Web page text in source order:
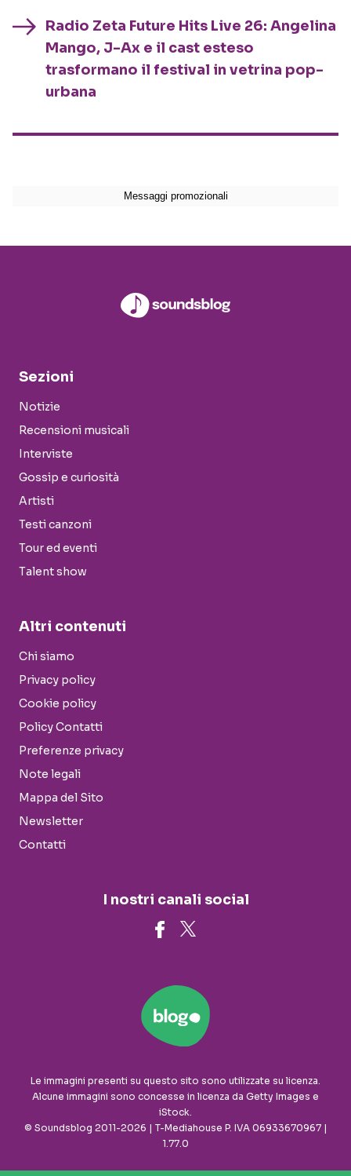
Radio Zeta Future Hits Live 26: Angelina
Mango, J-Ax e il cast esteso
trasformano il festival in vetrina pop-
urbana
Sezioni
Notizie
Recensioni musicali
Interviste
Gossip e curiosità
Artisti
Testi canzoni
Tour ed eventi
Talent show
Altri contenuti
Chi siamo
Privacy policy
Cookie policy
Policy Contatti
Preferenze privacy
Note legali
Mappa del Sito
Newsletter
Contatti
I nostri canali social
Le immagini presenti su questo sito sono utilizzate su licenza.
Alcune immagini sono concesse in licenza da Getty Images e
iStock.
© Soundsblog 2011-2026 | T-Mediahouse P. IVA 06933670967 |
1.77.0